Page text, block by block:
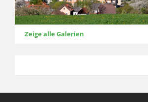
Zeige alle Galerien